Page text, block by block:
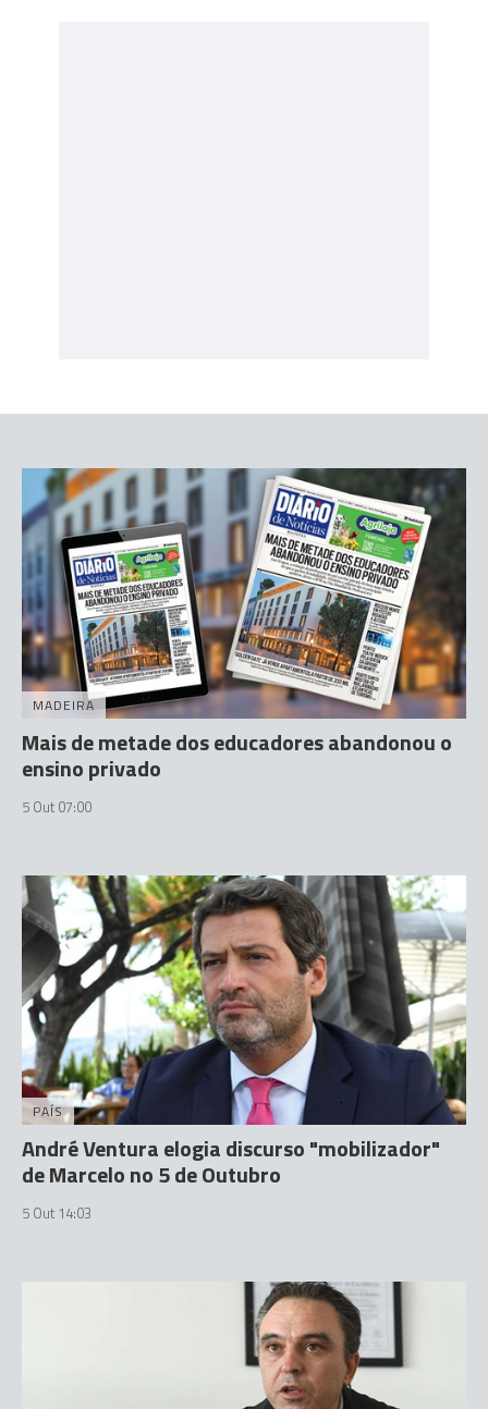
MADEIRA
Mais de metade dos educadores abandonou o
ensino privado
5 Out 07:00
PAÍS
André Ventura elogia discurso "mobilizador"
de Marcelo no 5 de Outubro
5 Out 14:03